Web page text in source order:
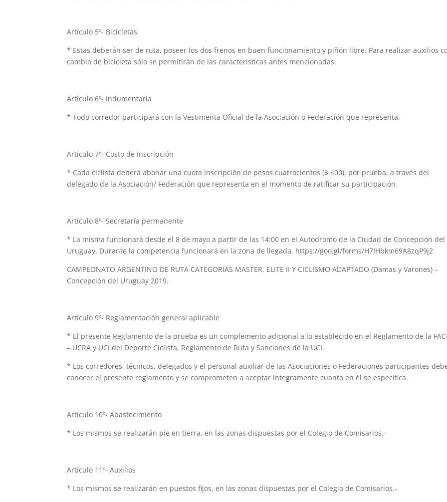
Artículo 5º- Bicicletas
* Estas deberán ser de ruta, poseer los dos frenos en buen funcionamiento y piñón libre. Para realizar auxilios
cambio de bicicleta sólo se permitirán de las características antes mencionadas.
Artículo 6º- Indumentaria
* Todo corredor participará con la Vestimenta Oficial de la Asociación o Federación que representa.
Artículo 7º- Costo de Inscripción
* Cada ciclista deberá abonar una cuota inscripción de pesos cuatrocientos ($ 400), por prueba, a través del
delegado de la Asociación/ Federación que representa en el momento de ratificar su participación.
Artículo 8º- Secretaría permanente
* La misma funcionará desde el 8 de mayo a partir de las 14:00 en el Autódromo de la Ciudad de Concepción del
Uruguay. Durante la competencia funcionará en la zona de llegada. https://goo.gl/forms/H7IHbkm69A8zqP9j2
CAMPEONATO ARGENTINO DE RUTA CATEGORIAS MASTER, ELITE II Y CICLISMO ADAPTADO (Damas y Varones) –
Concepción del Uruguay 2019.
Artículo 9º- Reglamentación general aplicable
* El presente Reglamento de la prueba es un complemento adicional a lo establecido en el Reglamento de la
– UCRA y UCI del Deporte Ciclista, Reglamento de Ruta y Sanciones de la UCI.
* Los corredores, técnicos, delegados y el personal auxiliar de las Asociaciones o Federaciones participantes
conocer el presente reglamento y se comprometen a aceptar íntegramente cuanto en él se especifica.
Artículo 10º- Abastecimiento
* Los mismos se realizarán pie en tierra, en las zonas dispuestas por el Colegio de Comisarios.-
Artículo 11º- Auxilios
* Los mismos se realizarán en puestos fijos, en las zonas dispuestas por el Colegio de Comisarios.-